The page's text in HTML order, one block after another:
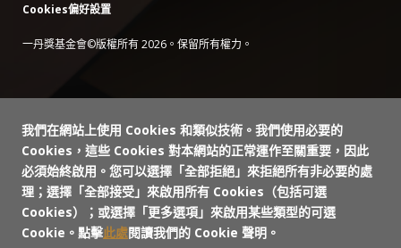
Cookies偏好設置
一丹獎基金會©版權所有 2026。保留所有權力。
我們在網站上使用 Cookies 和類似技術。我們使用必要的
Cookies，這些 Cookies 對本網站的正常運作至關重要，因此
必須始終啟用。您可以選擇「全部拒絕」來拒絕所有非必要的處
理；選擇「全部接受」來啟用所有 Cookies（包括可選
Cookies）；或選擇「更多選項」來啟用某些類型的可選
Cookie。點擊此處閱讀我們的 Cookie 聲明。